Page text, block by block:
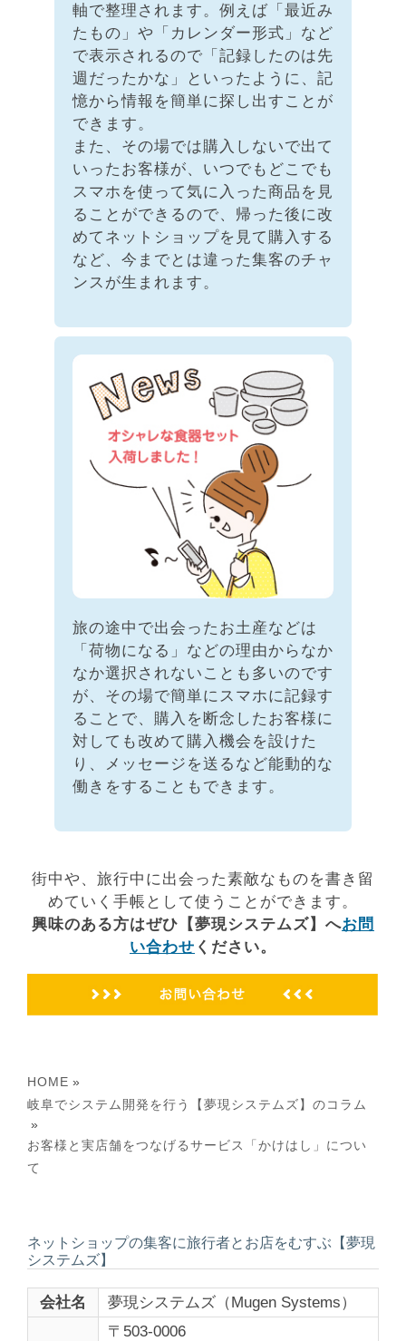
軸で整理されます。例えば「最近み
たもの」や「カレンダー形式」など
で表示されるので「記録したのは先
週だったかな」といったように、記
憶から情報を簡単に探し出すことが
できます。
また、その場では購入しないで出て
いったお客様が、いつでもどこでも
スマホを使って気に入った商品を見
ることができるので、帰った後に改
めてネットショップを見て購入する
など、今までとは違った集客のチャ
ンスが生まれます。
旅の途中で出会ったお土産などは
「荷物になる」などの理由からなか
なか選択されないことも多いのです
が、その場で簡単にスマホに記録す
ることで、購入を断念したお客様に
対しても改めて購入機会を設けた
り、メッセージを送るなど能動的な
働きをすることもできます。
街中や、旅行中に出会った素敵なものを書き留
めていく手帳として使うことができます。
興味のある方はぜひ【夢現システムズ】へお問
い合わせ ください。
HOME »
岐阜でシステム開発を行う【夢現システムズ】のコラム
»
お客様と実店舗をつなげるサービス「かけはし」につい
て
ネットショップの集客に旅行者とお店をむすぶ【夢現
システムズ】
会社名 夢現システムズ（Mugen Systems）
〒503-0006